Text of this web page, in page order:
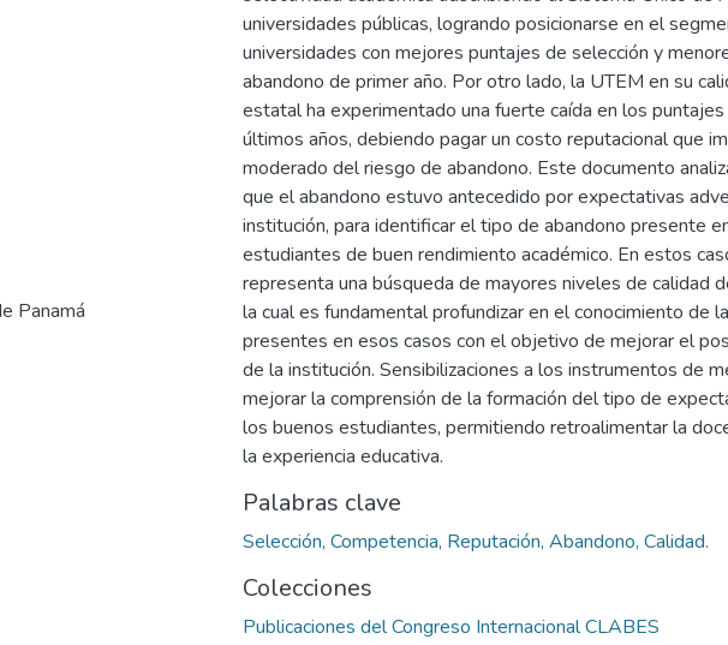
Panamá
universidades públicas, logrando posicionarse en el
universidades con mejores puntajes de selección y
abandono de primer año. Por otro lado, la UTEM en su
estatal ha experimentado una fuerte caída en los
últimos años, debiendo pagar un costo reputacional que
moderado del riesgo de abandono. Este documento
que el abandono estuvo antecedido por expectativas
institución, para identificar el tipo de abandono presente
estudiantes de buen rendimiento académico. En estos
representa una búsqueda de mayores niveles de calidad
la cual es fundamental profundizar en el conocimiento de
presentes en esos casos con el objetivo de mejorar el
de la institución. Sensibilizaciones a los instrumentos de
mejorar la comprensión de la formación del tipo de
los buenos estudiantes, permitiendo retroalimentar la
la experiencia educativa.
Palabras clave
Selección, Competencia, Reputación, Abandono, Calidad.
Colecciones
Publicaciones del Congreso Internacional CLABES